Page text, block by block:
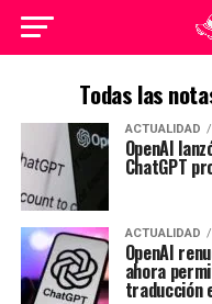
Todas las
ACTUALIDAD
OpenAI
ChatGPT
ACTUALIDAD
OpenAI
ahora
traducción